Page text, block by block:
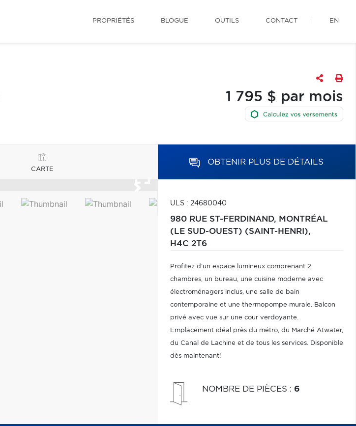
PROPRIÉTÉS BLOGUE OUTILS CONTACT EN
1 795 $ par mois
CARTE
OBTENIR PLUS DE DÉTAILS
ULS : 24680040
980 RUE ST-FERDINAND, MONTRÉAL
(LE SUD-OUEST) (SAINT-HENRI),
H4C 2T6
Profitez d'un espace lumineux comprenant 2
chambres, un bureau, une cuisine moderne avec
électroménagers inclus, une salle de bain
contemporaine et une thermopompe murale. Balcon
privé avec vue sur une cour verdoyante.
Emplacement idéal près du métro, du Marché Atwater,
du Canal de Lachine et de tous les services. Disponible
dès maintenant!
NOMBRE DE PIÈCES : 6